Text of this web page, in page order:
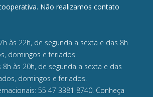
Não realizamos contato
às 22h, de segunda a sexta e das 8h
domingos e feriados.
às 20h, de segunda a sexta e das
domingos e feriados.
55 47 3381 8740. Conheça